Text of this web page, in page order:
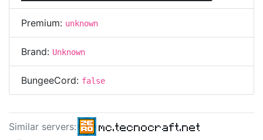
Premium: unknown
Brand: Unknown
BungeeCord: false
Similar servers: mc.tecnocraft.net